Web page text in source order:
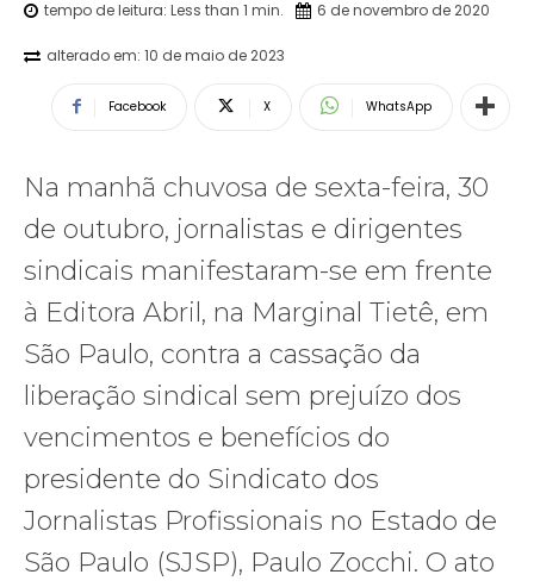
tempo de leitura: Less than 1 min. 6 de novembro de 2020
alterado em: 10 de maio de 2023
Facebook X WhatsApp
Na manhã chuvosa de sexta-feira, 30
de outubro, jornalistas e dirigentes
sindicais manifestaram-se em frente
à Editora Abril, na Marginal Tietê, em
São Paulo, contra a cassação da
liberação sindical sem prejuízo dos
vencimentos e benefícios do
presidente do Sindicato dos
Jornalistas Profissionais no Estado de
São Paulo (SJSP), Paulo Zocchi. O ato